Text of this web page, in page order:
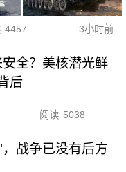
4457 3小时前
全？美核潜光鲜
后
阅读 5038
战争已没有后方